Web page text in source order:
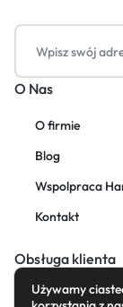
O Nas
O firmie
Blog
Wspolpraca
Kontakt
Obsługa klienta
Używamy